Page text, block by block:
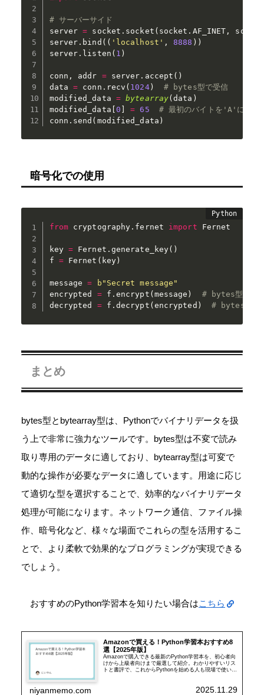
# サーバーサイド
server = socket . socket ( socket . AF_INET ,
socket
server . bind ( ( 'localhost' , 8888 ) )
server . listen ( 1 )
conn , addr = server . accept ( )
data = conn . recv ( 1024)
# bytes型で受信
modified_data = bytearray(data )
modified_data [0 ] = 65
# 最初のバイトを'A'に変更
conn . send ( modified_data )
暗号化での使用
from cryptography . fernet import Fernet
key = Fernet . generate_key( )
f = Fernet ( key)
message =
b"Secret message"
encrypted = f . encrypt ( message )
# bytes型で暗
decrypted = f . decrypt ( encrypted ) # bytes型で
まとめ
bytes型とbytearray型は、Pythonでバイナリデータを扱
う上で非常に強力なツールです。bytes型は不変で読み
取り専用のデータに適しており、bytearray型は可変で
動的な操作が必要なデータに適しています。用途に応じ
て適切な型を選択することで、効率的なバイナリデータ
処理が可能になります。ネットワーク通信、ファイル操
作、暗号化など、様々な場面でこれらの型を活用するこ
とで、より柔軟で効果的なプログラミングが実現できる
でしょう。
おすすめのPython学習本を知りたい場合はこちら
Amazonで買える！Python学習本おすすめ8
選【2025年版】
Amazonで購入できる最新のPython学習本を、初心者向
けから上級者向けまで厳選して紹介。わかりやすいリス
トと書評で、これからPythonを始める人も現場で使いた
niyanmemo.com 2025.11.29